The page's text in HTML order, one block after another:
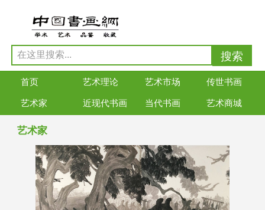
首页 艺术理论 艺术市场 传世书画
艺术家 近现代书画 当代书画 艺术商城
艺术家